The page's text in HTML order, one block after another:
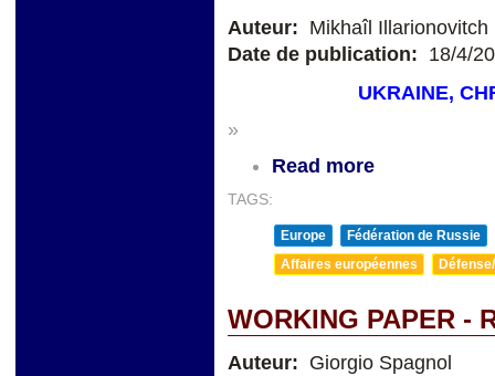
Auteur: Mikhaîl Illarionovitch
Date de publication: 18/4/
UKRAINE,
»
Read more
TAGS:
Europe
Fédération de Russie
Affaires européennes
WORKING PAPER -
Auteur: Giorgio Spagnol